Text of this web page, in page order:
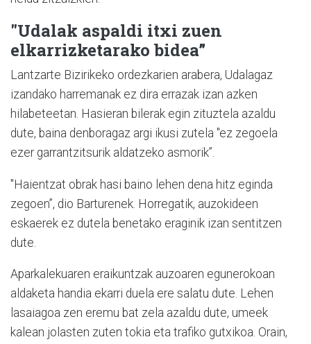
"Udalak aspaldi itxi zuen
elkarrizketarako bidea”
Lantzarte Bizirikeko ordezkarien arabera, Udalagaz
izandako harremanak ez dira errazak izan azken
hilabeteetan. Hasieran bilerak egin zituztela azaldu
dute, baina denboragaz argi ikusi zutela "ez zegoela
ezer garrantzitsurik aldatzeko asmorik”.
"Haientzat obrak hasi baino lehen dena hitz eginda
zegoen”, dio Barturenek. Horregatik, auzokideen
eskaerek ez dutela benetako eraginik izan sentitzen
dute.
Aparkalekuaren eraikuntzak auzoaren egunerokoan
aldaketa handia ekarri duela ere salatu dute. Lehen
lasaiagoa zen eremu bat zela azaldu dute, umeek
kalean jolasten zuten tokia eta trafiko gutxikoa. Orain,